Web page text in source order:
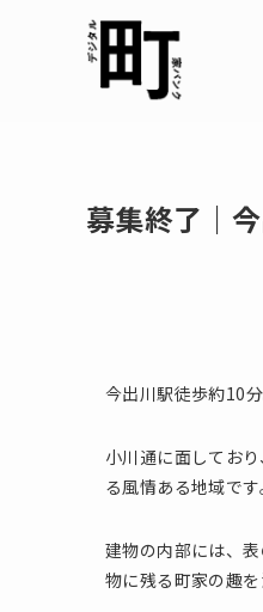
募集終了｜
今出川駅徒歩約10
小川通に面してお
る風情ある地域です
建物の内部には、
物に残る町家の趣